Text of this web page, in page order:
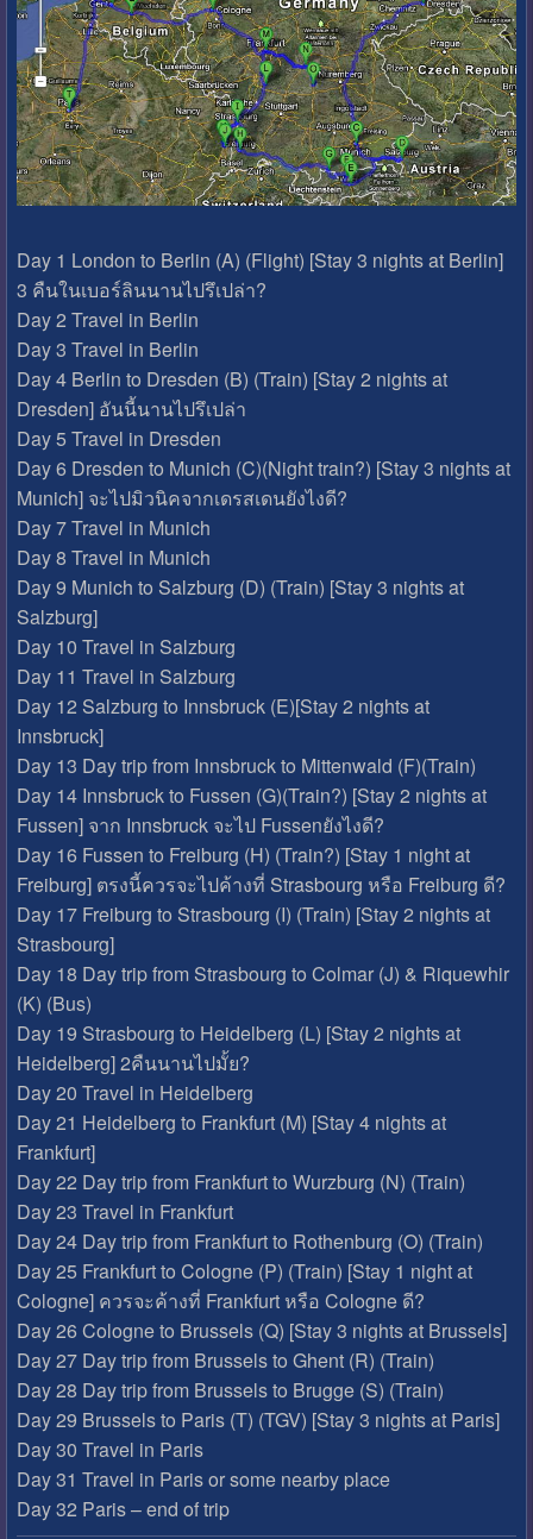
Day 1 London to Berlin (A) (Flight) [Stay 3 nights at Berlin]
3 คืนในเบอร์ลินนานไปรึเปล่า?
Day 2 Travel in Berlin
Day 3 Travel in Berlin
Day 4 Berlin to Dresden (B) (Train) [Stay 2 nights at
Dresden] อันนี้นานไปรึเปล่า
Day 5 Travel in Dresden
Day 6 Dresden to Munich (C)(Night train?) [Stay 3 nights at
Munich] จะไปมิวนิคจากเดรสเดนยังไงดี?
Day 7 Travel in Munich
Day 8 Travel in Munich
Day 9 Munich to Salzburg (D) (Train) [Stay 3 nights at
Salzburg]
Day 10 Travel in Salzburg
Day 11 Travel in Salzburg
Day 12 Salzburg to Innsbruck (E)[Stay 2 nights at
Innsbruck]
Day 13 Day trip from Innsbruck to Mittenwald (F)(Train)
Day 14 Innsbruck to Fussen (G)(Train?) [Stay 2 nights at
Fussen] จาก Innsbruck จะไป Fussenยังไงดี?
Day 16 Fussen to Freiburg (H) (Train?) [Stay 1 night at
Freiburg] ตรงนี้ควรจะไปค้างที่ Strasbourg หรือ Freiburg ดี?
Day 17 Freiburg to Strasbourg (I) (Train) [Stay 2 nights at
Strasbourg]
Day 18 Day trip from Strasbourg to Colmar (J) & Riquewhir
(K) (Bus)
Day 19 Strasbourg to Heidelberg (L) [Stay 2 nights at
Heidelberg] 2คืนนานไปมั้ย?
Day 20 Travel in Heidelberg
Day 21 Heidelberg to Frankfurt (M) [Stay 4 nights at
Frankfurt]
Day 22 Day trip from Frankfurt to Wurzburg (N) (Train)
Day 23 Travel in Frankfurt
Day 24 Day trip from Frankfurt to Rothenburg (O) (Train)
Day 25 Frankfurt to Cologne (P) (Train) [Stay 1 night at
Cologne] ควรจะค้างที่ Frankfurt หรือ Cologne ดี?
Day 26 Cologne to Brussels (Q) [Stay 3 nights at Brussels]
Day 27 Day trip from Brussels to Ghent (R) (Train)
Day 28 Day trip from Brussels to Brugge (S) (Train)
Day 29 Brussels to Paris (T) (TGV) [Stay 3 nights at Paris]
Day 30 Travel in Paris
Day 31 Travel in Paris or some nearby place
Day 32 Paris – end of trip